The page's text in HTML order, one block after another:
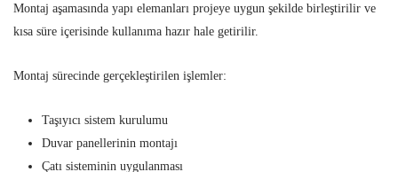
Montaj aşamasında yapı elemanları projeye uygun şekilde birleştirilir ve
kısa süre içerisinde kullanıma hazır hale getirilir.
Montaj sürecinde gerçekleştirilen işlemler:
Taşıyıcı sistem kurulumu
Duvar panellerinin montajı
Çatı sisteminin uygulanması